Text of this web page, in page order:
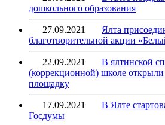
дошкольного образования
27.09.2021
Ялта
благотворительной акции
22.09.2021
В ялтинской
(коррекционной) школе
площадку
17.09.2021
В Ялте
Госдумы